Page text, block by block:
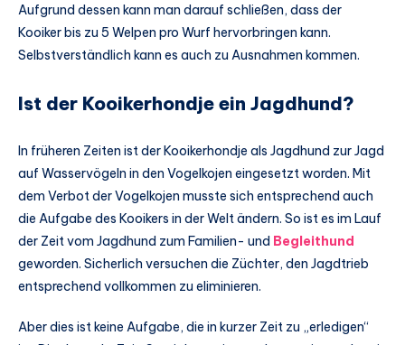
Aufgrund dessen kann man darauf schließen, dass der
Kooiker bis zu 5 Welpen pro Wurf hervorbringen kann.
Selbstverständlich kann es auch zu Ausnahmen kommen.
Ist der Kooikerhondje ein Jagdhund?
In früheren Zeiten ist der Kooikerhondje als Jagdhund zur Jagd
auf Wasservögeln in den Vogelkojen eingesetzt worden. Mit
dem Verbot der Vogelkojen musste sich entsprechend auch
die Aufgabe des Kooikers in der Welt ändern. So ist es im Lauf
der Zeit vom Jagdhund zum Familien- und Begleithund
geworden. Sicherlich versuchen die Züchter, den Jagdtrieb
entsprechend vollkommen zu eliminieren.
Aber dies ist keine Aufgabe, die in kurzer Zeit zu „erledigen“